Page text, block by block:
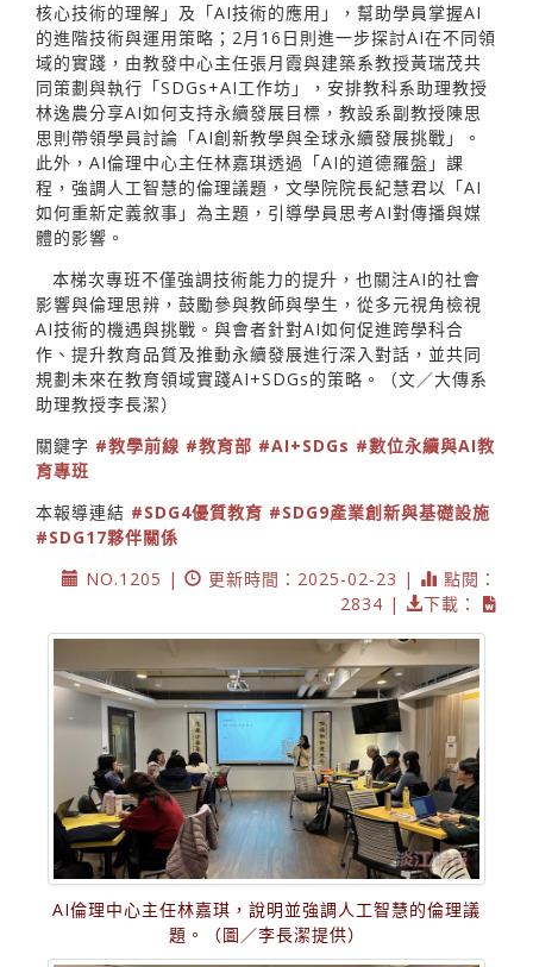
核心技術的理解」及「AI技術的應用」，幫助學員掌握AI
的進階技術與運用策略；2月16日則進一步探討AI在不同領
域的實踐，由教發中心主任張月霞與建築系教授黃瑞茂共
同策劃與執行「SDGs+AI工作坊」，安排教科系助理教授
林逸農分享AI如何支持永續發展目標，教設系副教授陳思
思則帶領學員討論「AI創新教學與全球永續發展挑戰」。
此外，AI倫理中心主任林嘉琪透過「AI的道德羅盤」課
程，強調人工智慧的倫理議題，文學院院長紀慧君以「AI
如何重新定義敘事」為主題，引導學員思考AI對傳播與媒
體的影響。
本梯次專班不僅強調技術能力的提升，也關注AI的社會
影響與倫理思辨，鼓勵參與教師與學生，從多元視角檢視
AI技術的機遇與挑戰。與會者針對AI如何促進跨學科合
作、提升教育品質及推動永續發展進行深入對話，並共同
規劃未來在教育領域實踐AI+SDGs的策略。（文／大傳系
助理教授李長潔）
關鍵字 #教學前線 #教育部 #AI+SDGs #數位永續與AI教
育專班
本報導連結 #SDG4優質教育 #SDG9產業創新與基礎設施
#SDG17夥伴關係
NO.1205 |
更新時間：2025-02-23 |
點閱：
2834 |
下載：
AI倫理中心主任林嘉琪，說明並強調人工智慧的倫理議
題。（圖／李長潔提供）